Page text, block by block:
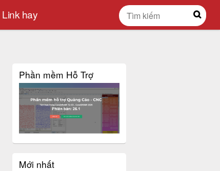
Link hay
Phần mềm Hỗ Trợ
Mới nhất